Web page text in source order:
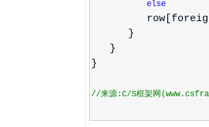
else
}
}
}
//来源:C/S框架网